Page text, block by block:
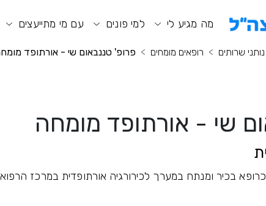
מה מגיע לי למי פונים עם מי מתייעצים
שרותים רופאים מומחים פרופ' טננבאום שי - אורתופד
שי - אורתופד מומחה
בכיר ומנתח במערך לכירורגיה אורתופדית במרכז
מרכזי מנוע חיפוש תפריט ראשי